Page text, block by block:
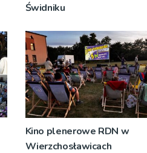
Świdniku
Kino plenerowe RDN w
Wierzchosławicach